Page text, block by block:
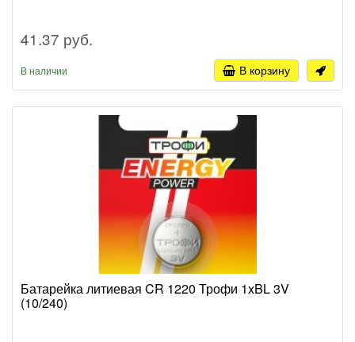
41.37 руб.
В наличии В корзину
Батарейка литиевая CR 1220 Трофи 1xBL 3V
(10/240)